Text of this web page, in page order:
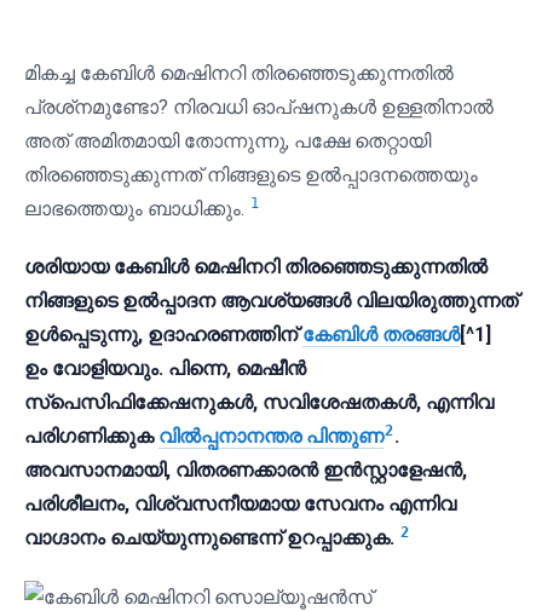
മികച്ച കേബിൾ മെഷിനറി തിരഞ്ഞെടുക്കുന്നതിൽ
പ്രശ്‌നമുണ്ടോ? നിരവധി ഓപ്ഷനുകൾ ഉള്ളതിനാൽ
അത് അമിതമായി തോന്നുന്നു, പക്ഷേ തെറ്റായി
തിരഞ്ഞെടുക്കുന്നത് നിങ്ങളുടെ ഉൽപ്പാദനത്തെയും
ലാഭത്തെയും ബാധിക്കും. 1
ശരിയായ കേബിൾ മെഷിനറി തിരഞ്ഞെടുക്കുന്നതിൽ
നിങ്ങളുടെ ഉൽപ്പാദന ആവശ്യങ്ങൾ വിലയിരുത്തുന്നത്
ഉൾപ്പെടുന്നു, ഉദാഹരണത്തിന്കേബിൾ തരങ്ങൾ[^1]
ഉം വോളിയവും. പിന്നെ, മെഷീൻ
സ്പെസിഫിക്കേഷനുകൾ, സവിശേഷതകൾ, എന്നിവ
പരിഗണിക്കുക വിൽപ്പനാനന്തര പിന്തുണ2.
അവസാനമായി, വിതരണക്കാരൻ ഇൻസ്റ്റാളേഷൻ,
പരിശീലനം, വിശ്വസനീയമായ സേവനം എന്നിവ
വാഗ്ദാനം ചെയ്യുന്നുണ്ടെന്ന് ഉറപ്പാക്കുക. 2